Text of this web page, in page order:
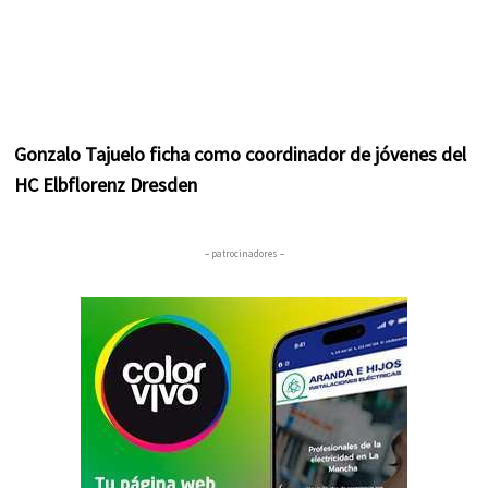
Gonzalo Tajuelo ficha como coordinador de jóvenes del
HC Elbflorenz Dresden
– patrocinadores –